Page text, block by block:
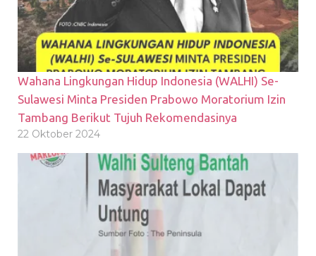
Wahana Lingkungan Hidup Indonesia (WALHI) Se-
Sulawesi Minta Presiden Prabowo Moratorium Izin
Tambang Berikut Tujuh Rekomendasinya
22 Oktober 2024